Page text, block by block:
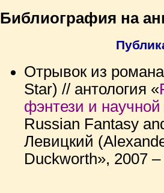
Библиография на
Отрывок из
Star) // антология «
фэнтези и
Russian Fantasy
Левицкий
Duckworth», 2007